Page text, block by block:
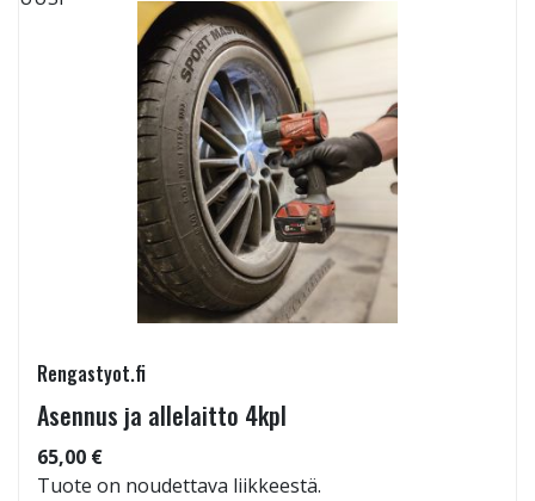
Rengastyot.fi
Asennus ja allelaitto 4kpl
65,00 €
Tuote on noudettava liikkeestä.